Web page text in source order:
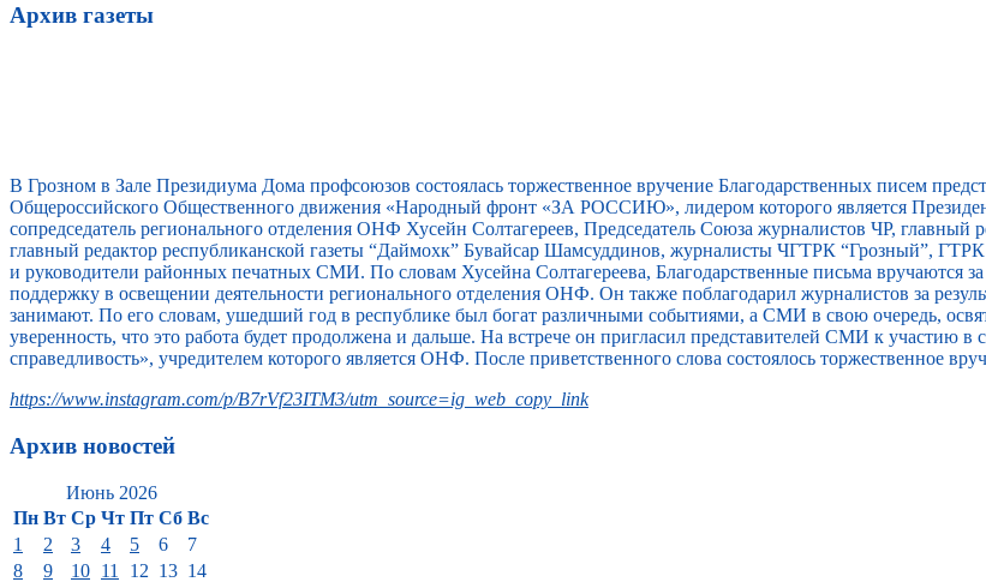
Архив газеты
В Грозном в Зале Президиума Дома профсоюзов состоялась торжественное вручение Благодарственных писем
Общероссийского Общественного движения «Народный фронт «ЗА РОССИЮ», лидером которого является
сопредседатель регионального отделения ОНФ Хусейн Солтагереев, Председатель Союза журналистов ЧР, главный
главный редактор республиканской газеты “Даймохк” Бувайсар Шамсуддинов, журналисты ЧГТРК “Грозный”,
и руководители районных печатных СМИ. По словам Хусейна Солтагереева, Благодарственные письма
поддержку в освещении деятельности регионального отделения ОНФ. Он также поблагодарил журналистов за
занимают. По его словам, ушедший год в республике был богат различными событиями, а СМИ в свою очередь,
уверенность, что это работа будет продолжена и дальше. На встрече он пригласил представителей СМИ к участию
справедливость», учредителем которого является ОНФ. После приветственного слова состоялось торжественное
https://www.instagram.com/p/B7rVf23ITM3/utm_source=ig_web_copy_link
Архив новостей
Июнь 2026
Пн Вт Ср Чт Пт Сб Вс
1 2 3 4 5 6
7
8
9 10 11 12 13 14